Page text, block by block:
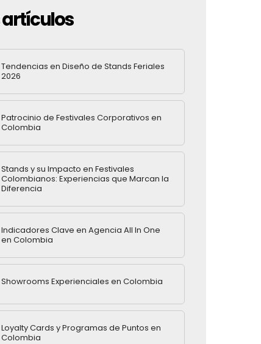
artículos
Tendencias en Diseño de Stands Feriales
2026
Patrocinio de Festivales Corporativos en
Colombia
Stands y su Impacto en Festivales
Colombianos: Experiencias que Marcan la
Diferencia
Indicadores Clave en Agencia All In One
en Colombia
Showrooms Experienciales en Colombia
Loyalty Cards y Programas de Puntos en
Colombia